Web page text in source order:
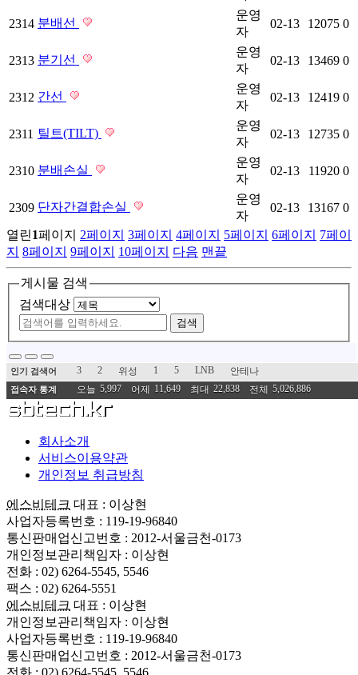
2314 분배선
운영
자
02-13 12075 0
2313 분기선
운영
자
02-13 13469 0
2312 간선
운영
자
02-13 12419 0
2311 틸트(TILT)
운영
자
02-13 12735 0
2310 분배손실
운영
자
02-13 11920 0
2309 단자간결합손실
운영
자
02-13 13167 0
열린1페이지 2페이지 3페이지 4페이지 5페이지 6페이지 7페이
지 8페이지 9페이지 10페이지 다음 맨끝
게시물 검색
검색대상
검색
인기 검색어 3 2 위성 1 5 LNB 안테나
접속자 통계 오늘 5,997 어제 11,649 최대 22,838 전체 5,026,886
회사소개
서비스이용약관
개인정보 취급방침
에스비테크 대표 : 이상현
사업자등록번호 : 119-19-96840
통신판매업신고번호 : 2012-서울금천-0173
개인정보관리책임자 : 이상현
전화 : 02) 6264-5545, 5546
팩스 : 02) 6264-5551
에스비테크 대표 : 이상현
개인정보관리책임자 : 이상현
사업자등록번호 : 119-19-96840
통신판매업신고번호 : 2012-서울금천-0173
전화 : 02) 6264-5545, 5546